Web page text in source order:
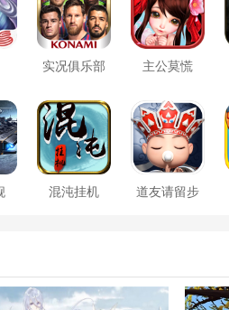
实况俱乐部 主公莫慌
混沌挂机 道友请留步